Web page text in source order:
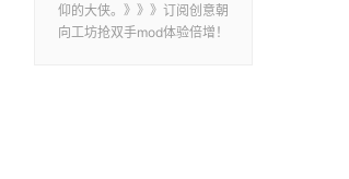
仰的大侠。》》》订阅创意朝
向工坊抢双手mod体验倍增！